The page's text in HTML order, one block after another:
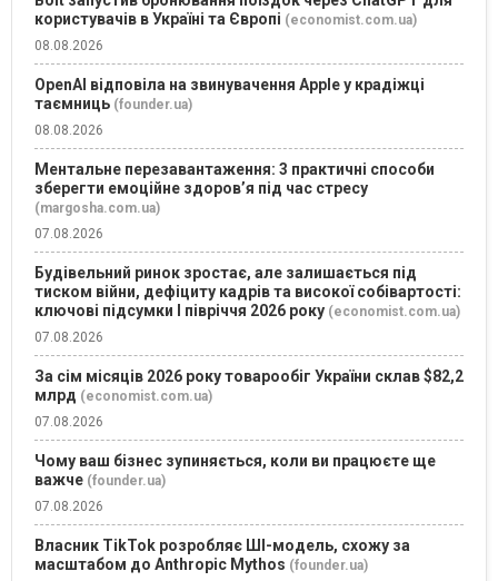
користувачів в Україні та Європі (economist.com.ua)
08.08.2026
OpenAI відповіла на звинувачення Apple у крадіжці
таємниць (founder.ua)
08.08.2026
Ментальне перезавантаження: 3 практичні способи
зберегти емоційне здоров’я під час стресу
(margosha.com.ua)
07.08.2026
Будівельний ринок зростає, але залишається під
тиском війни, дефіциту кадрів та високої собівартості:
ключові підсумки І півріччя 2026 року (economist.com.ua)
07.08.2026
За сім місяців 2026 року товарообіг України склав $82,2
млрд (economist.com.ua)
07.08.2026
Чому ваш бізнес зупиняється, коли ви працюєте ще
важче (founder.ua)
07.08.2026
Власник TikTok розробляє ШІ-модель, схожу за
масштабом до Anthropic Mythos (founder.ua)